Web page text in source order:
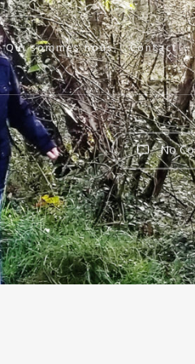
Qui sommes nous Contact
No